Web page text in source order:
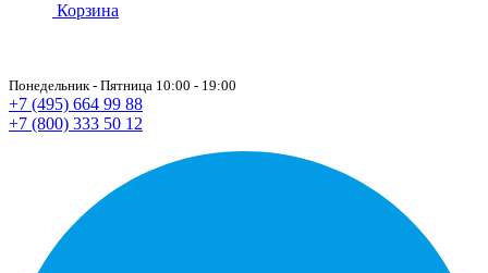
Корзина
Понедельник - Пятница 10:00 - 19:00
+7 (495) 664 99 88
+7 (800) 333 50 12